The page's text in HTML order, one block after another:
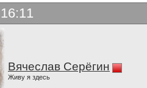
Вячеслав Серёгин
Живу я здесь